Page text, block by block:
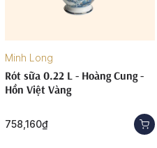
Minh Long
Rót sữa 0.22 L - Hoàng Cung -
Hồn Việt Vàng
758,160₫